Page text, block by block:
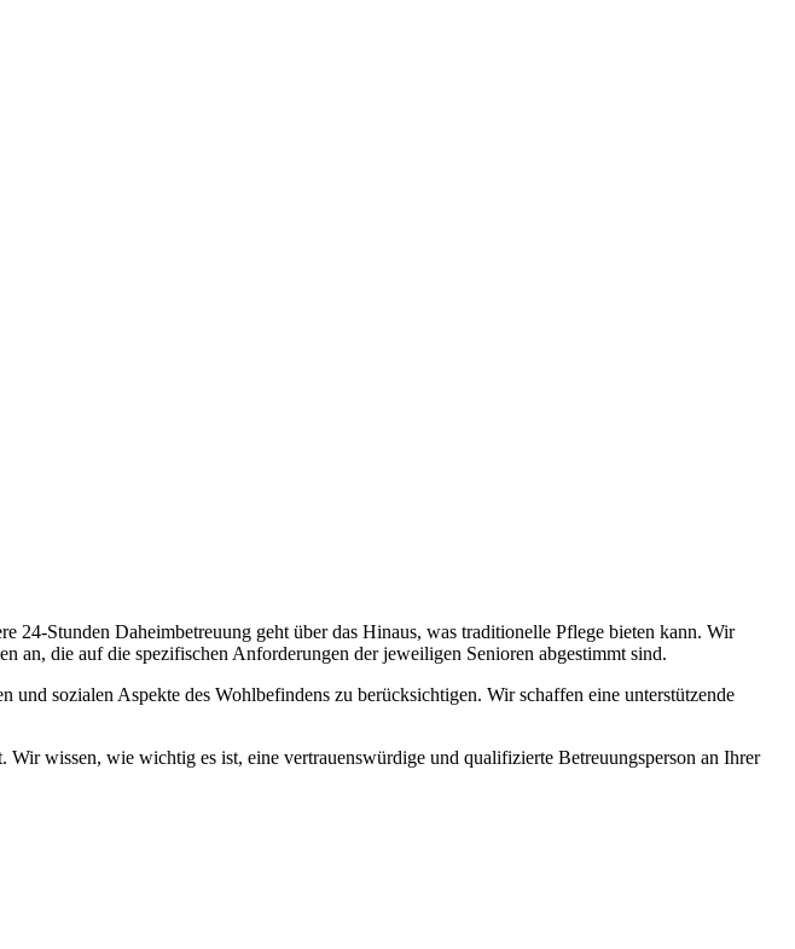
Stunden Daheimbetreuung geht über das Hinaus, was traditionelle Pflege bieten kann. Wir
an, die auf die spezifischen Anforderungen der jeweiligen Senioren abgestimmt sind.
sozialen Aspekte des Wohlbefindens zu berücksichtigen. Wir schaffen eine unterstützende
wissen, wie wichtig es ist, eine vertrauenswürdige und qualifizierte Betreuungsperson an Ihrer